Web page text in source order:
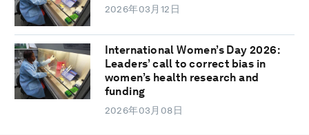
2026年03月12日
International Women’s Day 2026:
Leaders’ call to correct bias in
women’s health research and
funding
2026年03月08日